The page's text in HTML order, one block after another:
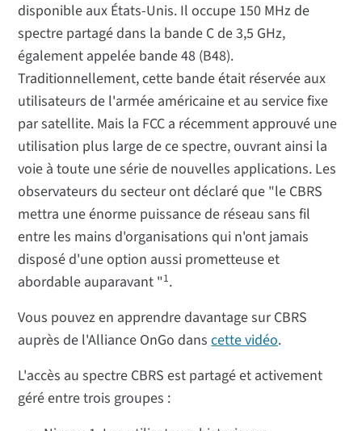
disponible aux États-Unis. Il occupe 150 MHz de
spectre partagé dans la bande C de 3,5 GHz,
également appelée bande 48 (B48).
Traditionnellement, cette bande était réservée aux
utilisateurs de l'armée américaine et au service fixe
par satellite. Mais la FCC a récemment approuvé une
utilisation plus large de ce spectre, ouvrant ainsi la
voie à toute une série de nouvelles applications. Les
observateurs du secteur ont déclaré que "le CBRS
mettra une énorme puissance de réseau sans fil
entre les mains d'organisations qui n'ont jamais
disposé d'une option aussi prometteuse et
abordable auparavant "1.
Vous pouvez en apprendre davantage sur CBRS
auprès de l'Alliance OnGo danscette vidéo.
L'accès au spectre CBRS est partagé et activement
géré entre trois groupes :